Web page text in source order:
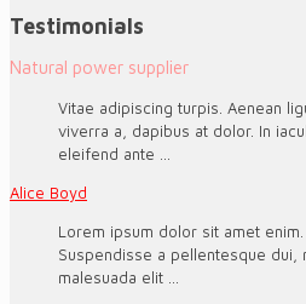
Testimonials
Natural power supplier
Vitae adipiscing turpis. Aenean
viverra a, dapibus at dolor. In
eleifend ante ...
Alice Boyd
Lorem ipsum dolor sit amet enim.
Suspendisse a pellentesque dui,
malesuada elit ...